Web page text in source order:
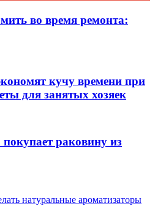
во время ремонта:
кучу времени при
для занятых хозяек
покупает раковину из
натуральные ароматизаторы